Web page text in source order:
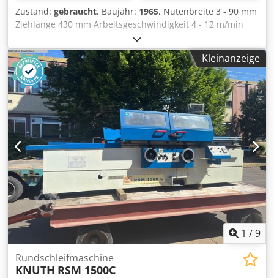
Zustand: gebraucht, Baujahr: 1965, Nutenbreite 3 - 90 mm
Ziehlänge 430 mm Arbeitsgeschwindigkeit 4 - 12 m/min
Nutenlänge 400 mm Rücklaufgeschwindigkeit 15 m/min
Gesamtleistungsbedarf 5,5 kW Maschinengewicht ca. 1,4 t
Raumbedarf ca. 1,3 x 1,7 x 1,5 m Dodpfx Ajtv Iatshmjck mit
div. Ziehnadeln und Führungen
Kleinanzeige
1 /9
Rundschleifmaschine
KNUTH RSM 1500C